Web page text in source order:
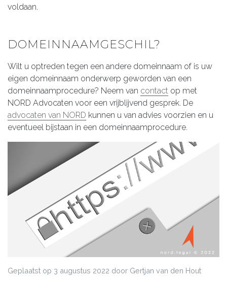
voldaan.
DOMEINNAAMGESCHIL?
Wilt u optreden tegen een andere domeinnaam of is uw
eigen domeinnaam onderwerp geworden van een
domeinnaamprocedure? Neem van contact op met
NORD Advocaten voor een vrijblijvend gesprek. De
advocaten van NORD kunnen u van advies voorzien en u
eventueel bijstaan in een domeinnaamprocedure.
Geplaatst op 3 augustus 2022 door Gertjan van den Hout